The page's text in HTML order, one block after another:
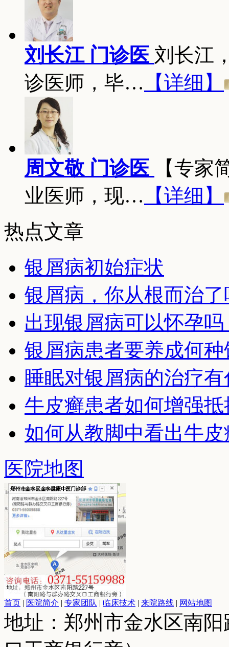
刘长江 门诊医 刘长江
诊医师，毕… 【详细】
周文敬 门诊医
【专家
业医师，现… 【详细】
热点文章
银屑病初始症状
银屑病，你从根而治了
出现银屑病可以怀孕吗
银屑病患者要养成何
睡眠对银屑病的治疗
牛皮癣患者如何增强抵
如何从教脚中看出牛皮
医院地图
首页 | 医院简介 | 专家团队 | 临床技术 | 来院路线 | 网站地图
地址：郑州市金水区南